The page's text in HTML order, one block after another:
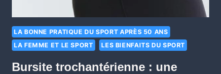
LA BONNE PRATIQUE DU SPORT APRÈS 50 ANS
LA FEMME ET LE SPORT
LES BIENFAITS DU SPORT
Bursite trochantérienne : une